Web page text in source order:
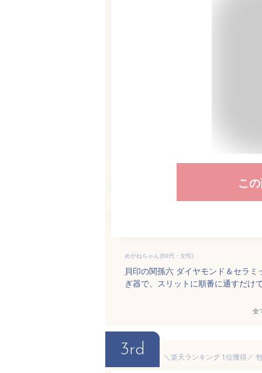
こ
めがねちゃん(50代・女性)
貝印の関孫六 ダイヤモンド＆セラ
ぎ器で、スリットに順番に通すだけ
全
3rd